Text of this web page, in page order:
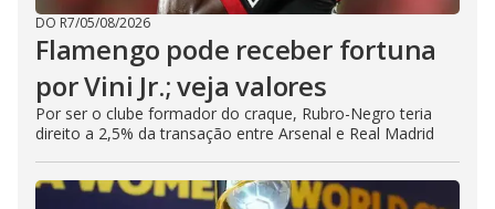
DO R7/05/08/2026
Flamengo pode receber fortuna
por Vini Jr.; veja valores
Por ser o clube formador do craque, Rubro-Negro teria
direito a 2,5% da transação entre Arsenal e Real Madrid